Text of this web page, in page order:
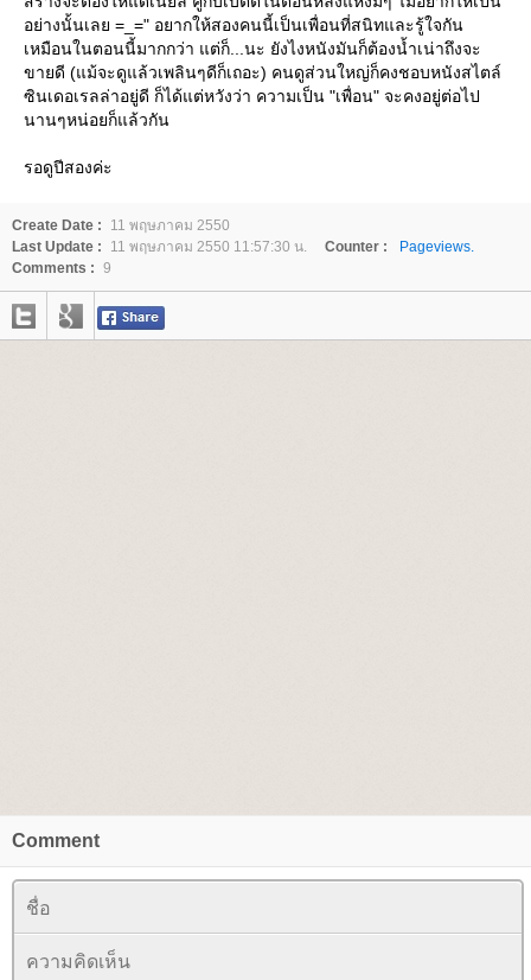
อย่างนั้นเลย =_=" อยากให้สองคนนี้เป็นเพื่อนที่สนิทและรู้ใจกัน
เหมือนในตอนนี้มากกว่า แต่ก็...นะ ยังไงหนังมันก็ต้องน้ำเน่าถึงจะ
ขายดี (แม้จะดูแล้วเพลินๆดีก็เถอะ) คนดูส่วนใหญ่ก็คงชอบหนังสไตล์
ซินเดอเรลล่าอยู่ดี ก็ได้แต่หวังว่า ความเป็น "เพื่อน" จะคงอยู่ต่อไป
นานๆหน่อยก็แล้วกัน
รอดูปีสองค่ะ
Create Date :
11 พฤษภาคม 2550
Last Update :
11 พฤษภาคม 2550 11:57:30 น. Counter :
Pageviews.
Comments : 9
Comment